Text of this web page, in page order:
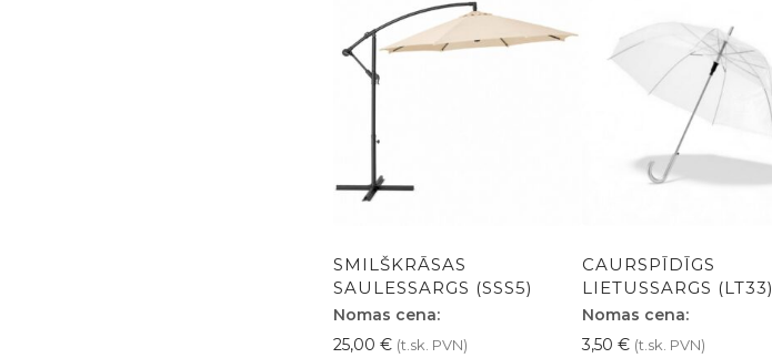
SMILŠKRĀSAS
SAULESSARGS (SSS5)
Nomas cena:
25,00 € (t.sk. PVN)
CAURSPĪDĪGS
LIETUSSARGS (LT33)
Nomas cena:
3,50 € (t.sk. PVN)